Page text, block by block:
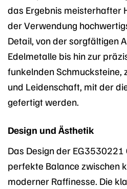
das Ergebnis meisterhafter
der Verwendung
Detail, von der sorgfältigen
Edelmetalle bis hin zur
funkelnden Schmucksteine,
und Leidenschaft, mit der
gefertigt werden.
Design und Ästhetik
Das Design der
perfekte Balance zwischen
moderner Raffinesse. Die